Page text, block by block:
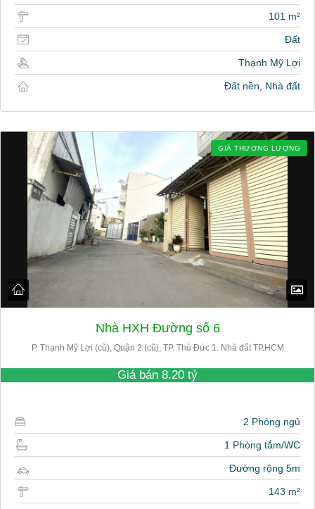
101 m²
Đất
Thạnh Mỹ Lợi
Đất nền, Nhà đất
GIÁ THƯƠNG LƯỢNG
Nhà HXH Đường số 6
P. Thạnh Mỹ Lợi (cũ), Quận 2 (cũ), TP. Thủ Đức 1. Nhà đất TP.HCM
Giá bán 8.20 tỷ
2 Phòng ngủ
1 Phòng tắm/WC
Đường rộng 5m
143 m²